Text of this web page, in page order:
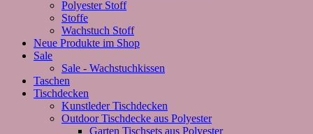
Polyester Stoff
Stoffe
Wachstuch Stoff
Neue Produkte im Shop
Sale
Sale - Wachstuchkissen
Taschen
Tischdecken
Kunstleder Tischdecken
Outdoor Tischdecke aus Polyester
Garten Tischsets aus Polyester